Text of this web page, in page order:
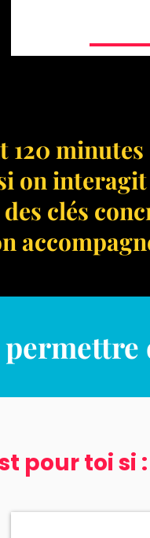
120 minutes
on interagit
clés
pour toi si :